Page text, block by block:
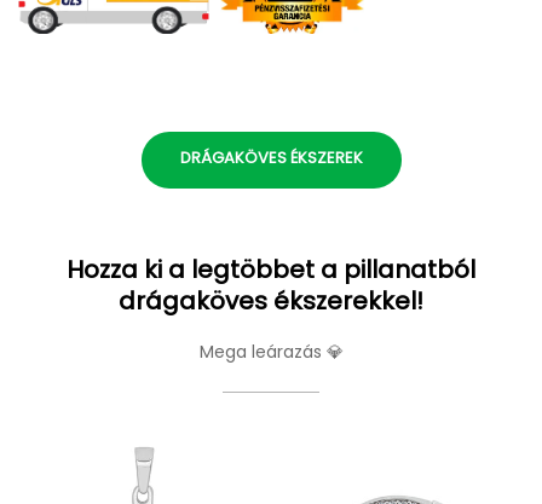
DRÁGAKÖVES ÉKSZEREK
Hozza ki a legtöbbet a pillanatból
drágaköves ékszerekkel!
Mega leárazás 💎